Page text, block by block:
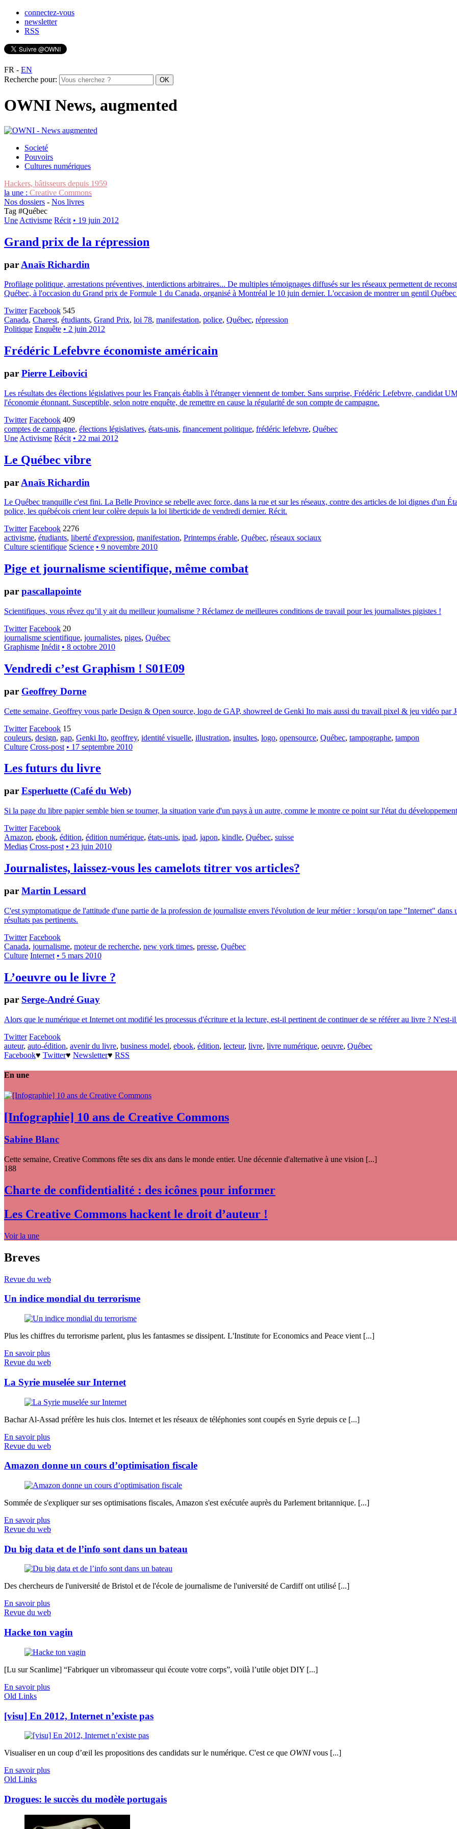
connectez-vous
newsletter
RSS
FR - EN
Recherche pour:
OWNI News, augmented
Societé
Pouvoirs
Cultures numériques
Hackers, bâtisseurs depuis 1959
la une : Creative Commons
Nos dossiers - Nos livres
Tag #Québec
Une Activisme Récit • 19 juin 2012
Grand prix de la répression
par Anaïs Richardin
Profilage politique, arrestations préventives, interdictions arbitraires... De multiples témoignages diffusés sur les réseaux permettent de
Québec, à l'occasion du Grand prix de Formule 1 du Canada, organisé à Montréal le 10 juin dernier. L'occasion de montrer un gentil
Twitter Facebook 545
Canada, Charest, étudiants, Grand Prix, loi 78, manifestation, police, Québec, répression
Politique Enquête • 2 juin 2012
Frédéric Lefebvre économiste américain
par Pierre Leibovici
Les résultats des élections législatives pour les Français établis à l'étranger viennent de tomber. Sans surprise, Frédéric Lefebvre, candidat
l'économie étonnant. Susceptible, selon notre enquête, de remettre en cause la régularité de son compte de campagne.
Twitter Facebook 409
comptes de campagne, élections législatives, états-unis, financement politique, frédéric lefebvre, Québec
Une Activisme Récit • 22 mai 2012
Le Québec vibre
par Anaïs Richardin
Le Québec tranquille c'est fini. La Belle Province se rebelle avec force, dans la rue et sur les réseaux, contre des articles de loi dignes d'un
police, les québécois crient leur colère depuis la loi liberticide de vendredi dernier. Récit.
Twitter Facebook 2276
activisme, étudiants, liberté d'expression, manifestation, Printemps érable, Québec, réseaux sociaux
Culture scientifique Science • 9 novembre 2010
Pige et journalisme scientifique, même combat
par pascallapointe
Scientifiques, vous rêvez qu’il y ait du meilleur journalisme ? Réclamez de meilleures conditions de travail pour les journalistes pigistes !
Twitter Facebook 20
journalisme scientifique, journalistes, piges, Québec
Graphisme Inédit • 8 octobre 2010
Vendredi c’est Graphism ! S01E09
par Geoffrey Dorne
Cette semaine, Geoffrey vous parle Design & Open source, logo de GAP, showreel de Genki Ito mais aussi du travail pixel & jeu vidéo par
Twitter Facebook 15
couleurs, design, gap, Genki Ito, geoffrey, identité visuelle, illustration, insultes, logo, opensource, Québec, tampographe, tampon
Culture Cross-post • 17 septembre 2010
Les futurs du livre
par Esperluette (Café du Web)
Si la page du libre papier semble bien se tourner, la situation varie d'un pays à un autre, comme le montre ce point sur l'état du
Twitter Facebook
Amazon, ebook, édition, édition numérique, états-unis, ipad, japon, kindle, Québec, suisse
Medias Cross-post • 23 juin 2010
Journalistes, laissez-vous les camelots titrer vos articles?
par Martin Lessard
C'est symptomatique de l'attitude d'une partie de la profession de journaliste envers l'évolution de leur métier : lorsqu'on tape "Internet"
résultats pas pertinents.
Twitter Facebook
Canada, journalisme, moteur de recherche, new york times, presse, Québec
Culture Internet • 5 mars 2010
L’oeuvre ou le livre ?
par Serge-André Guay
Alors que le numérique et Internet ont modifié les processus d'écriture et la lecture, est-il pertinent de continuer de se référer au livre ?
Twitter Facebook
auteur, auto-édition, avenir du livre, business model, ebook, édition, lecteur, livre, livre numérique, oeuvre, Québec
Facebook♥ Twitter♥ Newsletter♥ RSS
En une
[Infographie] 10 ans de Creative Commons
Sabine Blanc
Cette semaine, Creative Commons fête ses dix ans dans le monde entier. Une décennie d'alternative à une vision [...]
188
Charte de confidentialité : des icônes pour informer
Les Creative Commons hackent le droit d’auteur !
Voir la une
Breves
Revue du web
Un indice mondial du terrorisme
Plus les chiffres du terrorisme parlent, plus les fantasmes se dissipent. L'Institute for Economics and Peace vient [...]
En savoir plus
Revue du web
La Syrie muselée sur Internet
Bachar Al-Assad préfère les huis clos. Internet et les réseaux de téléphonies sont coupés en Syrie depuis ce [...]
En savoir plus
Revue du web
Amazon donne un cours d’optimisation fiscale
Sommée de s'expliquer sur ses optimisations fiscales, Amazon s'est exécutée auprès du Parlement britannique. [...]
En savoir plus
Revue du web
Du big data et de l’info sont dans un bateau
Des chercheurs de l'université de Bristol et de l'école de journalisme de l'université de Cardiff ont utilisé [...]
En savoir plus
Revue du web
Hacke ton vagin
[Lu sur Scanlime] “Fabriquer un vibromasseur qui écoute votre corps”, voilà l’utile objet DIY [...]
En savoir plus
Old Links
[visu] En 2012, Internet n’existe pas
Visualiser en un coup d’œil les propositions des candidats sur le numérique. C'est ce que OWNIvous [...]
En savoir plus
Old Links
Drogues: le succès du modèle portugais